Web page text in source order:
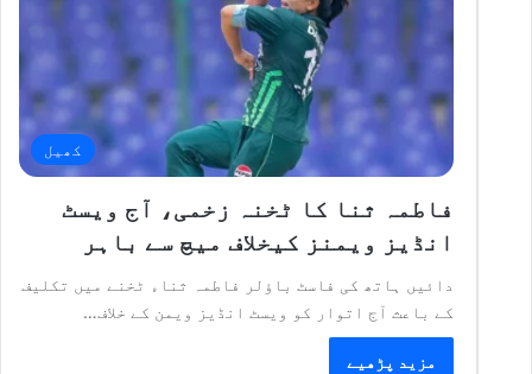
کھیل
فاطمہ ثنا کا ٹخنہ زخمی، آج ویسٹ
انڈیز ویمنز کیخلاف میچ سے باہر
دائیں ہاتھ کی فاسٹ باؤلر فاطمہ ثناء ٹخنے میں تکلیف
کے باعث آج اتوار کو ویسٹ انڈیز ویمن کے خلاف…
مزید پڑھیے